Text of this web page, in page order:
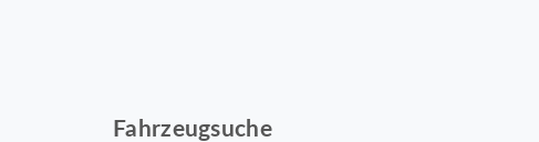
Fahrzeugsuche